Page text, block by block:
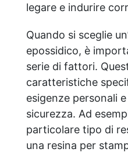
legare e indurire
Quando si sceglie
epossidico, è
serie di fattori.
caratteristiche
esigenze personali
sicurezza. Ad
particolare tipo di
una resina per